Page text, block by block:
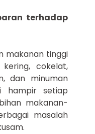
terhadap
makanan tinggi
cokelat,
dan minuman
hampir setiap
makanan-
masalah